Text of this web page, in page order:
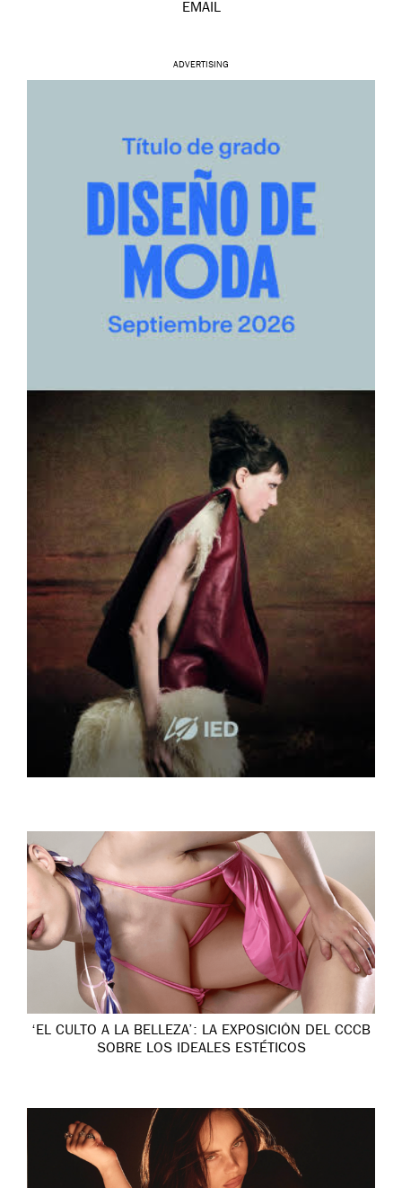
EMAIL
ADVERTISING
‘EL CULTO A LA BELLEZA’: LA EXPOSICIÓN DEL CCCB
SOBRE LOS IDEALES ESTÉTICOS